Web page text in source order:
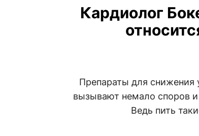
Кардиолог
Препараты для снижения
вызывают немало споров
Ведь пить